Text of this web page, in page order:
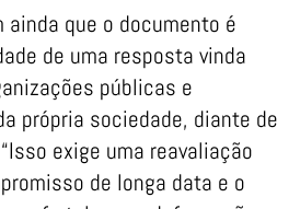
que o documento é
de uma resposta vinda
públicas e
própria sociedade, diante de
exige uma reavaliação
de longa data e o